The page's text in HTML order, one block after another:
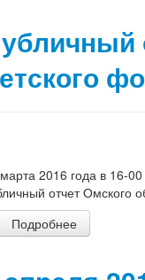
2016 года в 16-
отчет Омского
Подробнее